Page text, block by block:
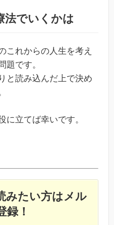
法でいくかは
これからの人生を考え
題です。
と読み込んだ上で決め
に立てば幸いです。
みたい方はメル
録！